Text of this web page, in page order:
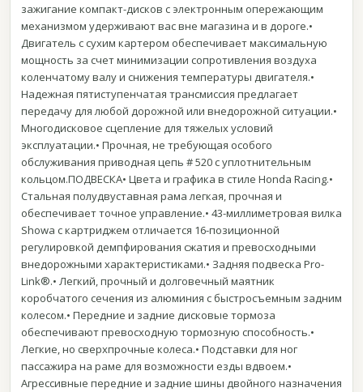
зажигание компакт-дисков с электронным опережающим
механизмом удерживают вас вне магазина и в дороге.•
Двигатель с сухим картером обеспечивает максимальную
мощность за счет минимизации сопротивления воздуха
коленчатому валу и снижения температуры двигателя.•
Надежная пятиступенчатая трансмиссия предлагает
передачу для любой дорожной или внедорожной ситуации.•
Многодисковое сцепление для тяжелых условий
эксплуатации.• Прочная, не требующая особого
обслуживания приводная цепь # 520 с уплотнительным
кольцом.ПОДВЕСКА• Цвета и графика в стиле Honda Racing.•
Стальная полудвуставная рама легкая, прочная и
обеспечивает точное управление.• 43-миллиметровая вилка
Showa с картриджем отличается 16-позиционной
регулировкой демпфирования сжатия и превосходными
внедорожными характеристиками.• Задняя подвеска Pro-
Link®.• Легкий, прочный и долговечный маятник
коробчатого сечения из алюминия с быстросъемным задним
колесом.• Передние и задние дисковые тормоза
обеспечивают превосходную тормозную способность.•
Легкие, но сверхпрочные колеса.• Подставки для ног
пассажира на раме для возможности езды вдвоем.•
Агрессивные передние и задние шины двойного назначения